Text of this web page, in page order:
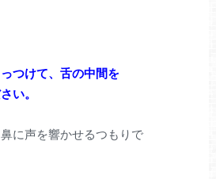
つけて、舌の中間を
い。
に声を響かせるつもりで